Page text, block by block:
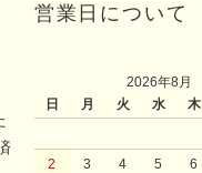
営業日について
2026年8月
日
月 火 水 木
2
3 4 5 6